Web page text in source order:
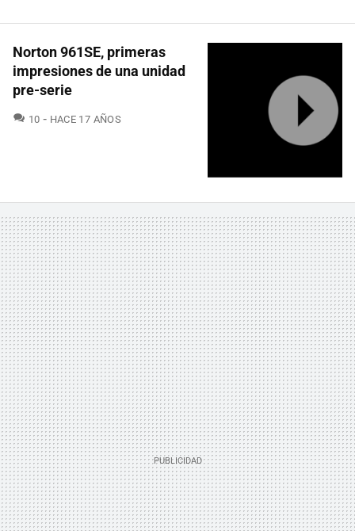
Norton 961SE, primeras
impresiones de una unidad
pre-serie
10 COMENTARIOS
HACE 17 AÑOS